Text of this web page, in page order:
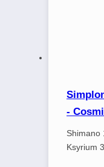
-
Shimano
Ksyrium